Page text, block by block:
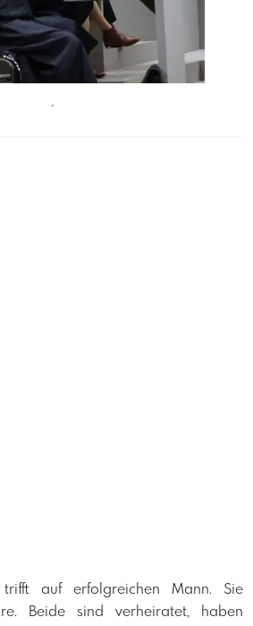
´
trifft auf erfolgreichen Mann. Sie
Beide sind verheiratet, haben